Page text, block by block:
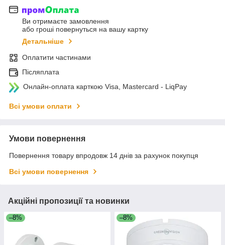
Ви отримаєте замовлення
або гроші повернуться на вашу картку
Детальніше
Оплатити частинами
Післяплата
Онлайн-оплата карткою Visa, Mastercard - LiqPay
Всі умови оплати
Умови повернення
Повернення товару впродовж 14 днів за рахунок покупця
Всі умови повернення
Акційні пропозиції та новинки
–8% –8%